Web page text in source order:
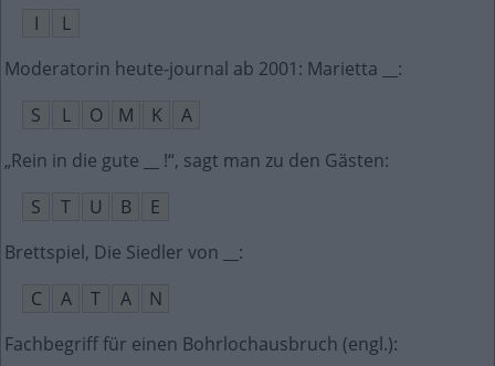
I
L
Moderatorin heute-journal ab 2001: Marietta __ :
S
L O M K
A
„Rein in die gute __ !“, sagt man zu den Gästen:
S
T U B
E
Brettspiel, Die Siedler von __ :
C
A T A
N
Fachbegriff für einen Bohrlochausbruch (engl.):